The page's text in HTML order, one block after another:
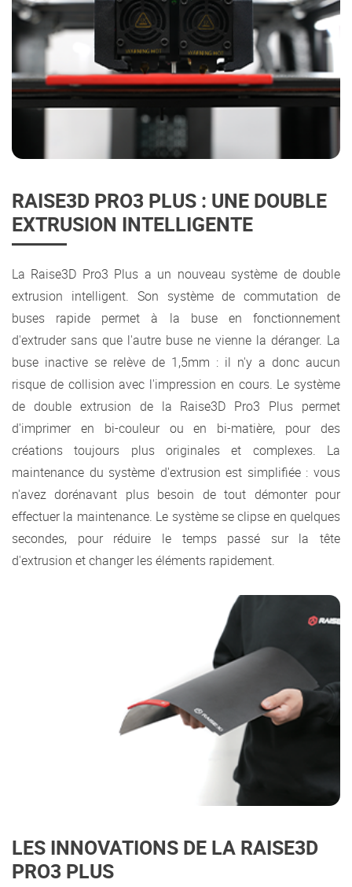
RAISE3D PRO3 PLUS : UNE DOUBLE
EXTRUSION INTELLIGENTE
La Raise3D Pro3 Plus a un nouveau système de double
extrusion intelligent. Son système de commutation de
buses rapide permet à la buse en fonctionnement
d'extruder sans que l'autre buse ne vienne la déranger. La
buse inactive se relève de 1,5mm : il n'y a donc aucun
risque de collision avec l'impression en cours. Le système
de double extrusion de la Raise3D Pro3 Plus permet
d'imprimer en bi-couleur ou en bi-matière, pour des
créations toujours plus originales et complexes. La
maintenance du système d'extrusion est simplifiée : vous
n'avez dorénavant plus besoin de tout démonter pour
effectuer la maintenance. Le système se clipse en quelques
secondes, pour réduire le temps passé sur la tête
d'extrusion et changer les éléments rapidement.
LES INNOVATIONS DE LA RAISE3D
PRO3 PLUS